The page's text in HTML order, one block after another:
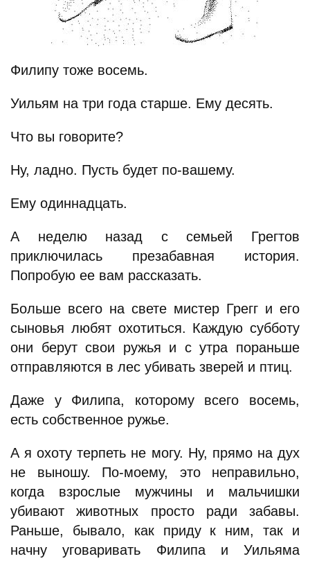
Филипу тоже восемь.
Уильям на три года старше. Ему десять.
Что вы говорите?
Ну, ладно. Пусть будет по-вашему.
Ему одиннадцать.
А неделю назад с семьей Грегтов
приключилась презабавная история.
Попробую ее вам рассказать.
Больше всего на свете мистер Грегг и его
сыновья любят охотиться. Каждую субботу
они берут свои ружья и с утра пораньше
отправляются в лес убивать зверей и птиц.
Даже у Филипа, которому всего восемь,
есть собственное ружье.
А я охоту терпеть не могу. Ну, прямо на дух
не выношу. По-моему, это неправильно,
когда взрослые мужчины и мальчишки
убивают животных просто ради забавы.
Раньше, бывало, как приду к ним, так и
начну уговаривать Филипа и Уильяма